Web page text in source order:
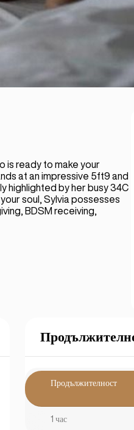
is ready to make your
at an impressive 5ft9 and
highlighted by her busy 34C
soul, Sylvia possesses
BDSM receiving,
Продължителност
1 час